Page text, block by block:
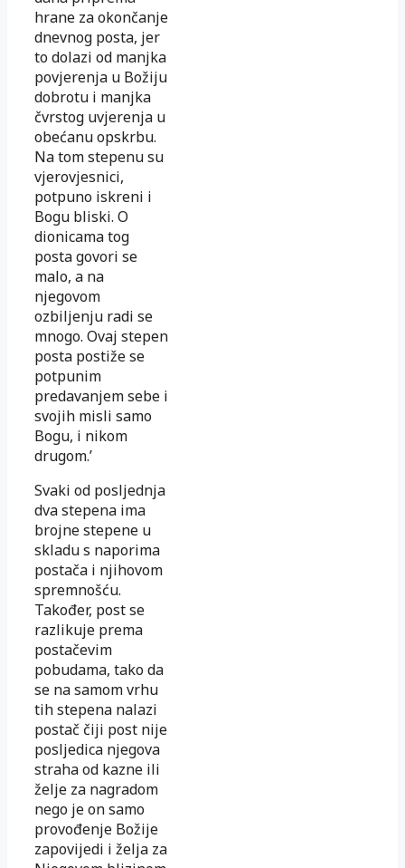
hrane za okončanje
dnevnog posta, jer
to dolazi od manjka
povjerenja u Božiju
dobrotu i manjka
čvrstog uvjerenja u
obećanu opskrbu.
Na tom stepenu su
vjerovjesnici,
potpuno iskreni i
Bogu bliski. O
dionicama tog
posta govori se
malo, a na
njegovom
ozbiljenju radi se
mnogo. Ovaj stepen
posta postiže se
potpunim
predavanjem sebe i
svojih misli samo
Bogu, i nikom
drugom.’
Svaki od posljednja
dva stepena ima
brojne stepene u
skladu s naporima
postača i njihovom
spremnošću.
Također, post se
razlikuje prema
postačevim
pobudama, tako da
se na samom vrhu
tih stepena nalazi
postač čiji post nije
posljedica njegova
straha od kazne ili
želje za nagradom
nego je on samo
provođenje Božije
zapovijedi i želja za